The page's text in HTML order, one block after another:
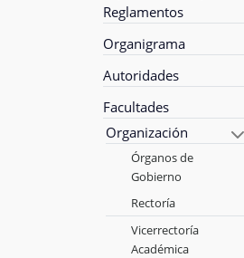
Reglamentos
Organigrama
Autoridades
Facultades
Organización
Órganos de
Gobierno
Rectoría
Vicerrectoría
Académica